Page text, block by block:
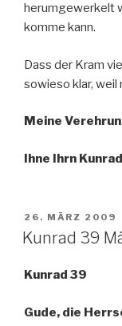
herumgewerkelt
komme kann.
Dass der Kram
sowieso klar, weil
Meine
Ihne Ihrn Kunrad
AM
26. MÄRZ 2009
Kunrad 39
Kunrad 39
Gude, die